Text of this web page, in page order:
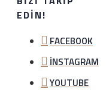
EDIN!
FACEBOOK
İNSTAGRAM
YOUTUBE